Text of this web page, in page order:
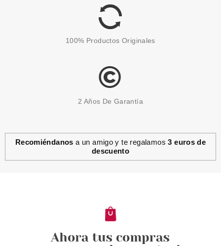
1.40€
CATRICE
4.95€
100% Productos Originales
2 Años De Garantía
Recomiéndanos a un amigo y te regalamos3 euros de
descuento